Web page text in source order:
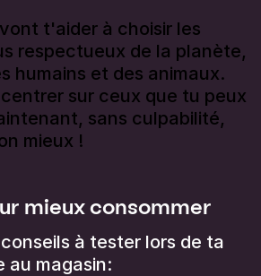
t'aider à choisir les
respectueux de la planète,
humains et des animaux.
sur ceux que tu peux
sans culpabilité,
mieux !
mieux consommer
à tester lors de ta
au magasin: